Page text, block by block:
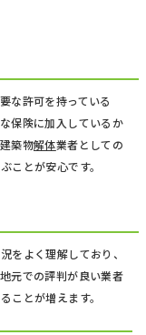
な許可を持っている
保険に加入しているか
築物解体業者としての
ことが安心です。
をよく理解しており、
元での評判が良い業者
ことが増えます。